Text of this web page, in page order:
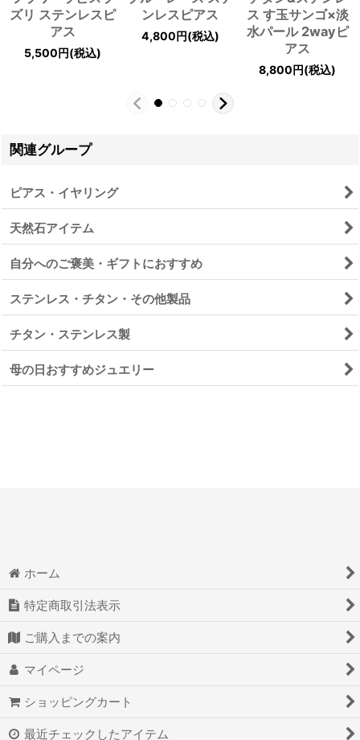
ズリ ステンレスピ
アス
5,500円(税込)
ンレスピアス
4,800円(税込)
ス す玉サンゴ×淡
水パール 2wayピ
アス
8,800円(税込)
関連グループ
ピアス・イヤリング
天然石アイテム
自分へのご褒美・ギフトにおすすめ
ステンレス・チタン・その他製品
チタン・ステンレス製
母の日おすすめジュエリー
ホーム
特定商取引法表示
ご購入までの案内
マイページ
ショッピングカート
最近チェックしたアイテム